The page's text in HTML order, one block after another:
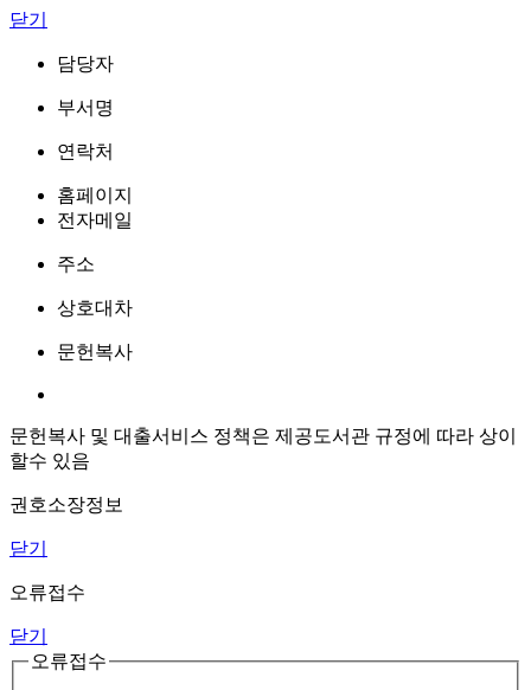
닫기
담당자
부서명
연락처
홈페이지
전자메일
주소
상호대차
문헌복사
문헌복사 및 대출서비스 정책은 제공도서관 규정에 따라 상이
할수 있음
권호소장정보
닫기
오류접수
닫기
오류접수